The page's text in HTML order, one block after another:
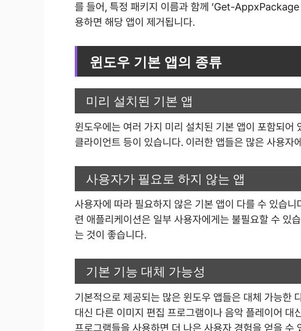
를 들어, 특정 패키지 이름과 함께 ‘Get-
용하면 해당 앱이 제거됩니다.
윈도우 기본 앱의 종류
미리 설치된 기본 앱
윈도우에는 여러 가지 미리 설치된 기본 앱이 포함되어
클라이언트 등이 있습니다. 이러한 앱들은 많은 사용자
사용자가 필요로 하지 않는 앱
사용자에 따라 필요하지 않은 기본 앱이 다를 수 있습
련 애플리케이션은 일부 사용자에게는 불필요할 수 있
는 것이 좋습니다.
기본 기능 대체 가능성
기본적으로 제공되는 많은 윈도우 앱들은 대체 가능한
대신 다른 이미지 편집 프로그램이나 음악 플레이어
프로그램들을 사용하면 더 나은 사용자 경험을 얻을 수